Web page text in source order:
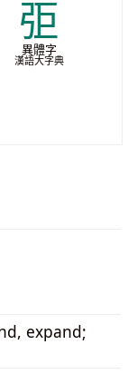
弡
異體字
漢語大字典
expand;